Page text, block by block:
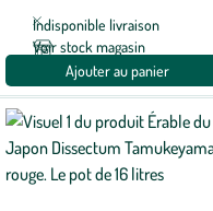
Indisponible livraison
Voir stock magasin
Ajouter au panier